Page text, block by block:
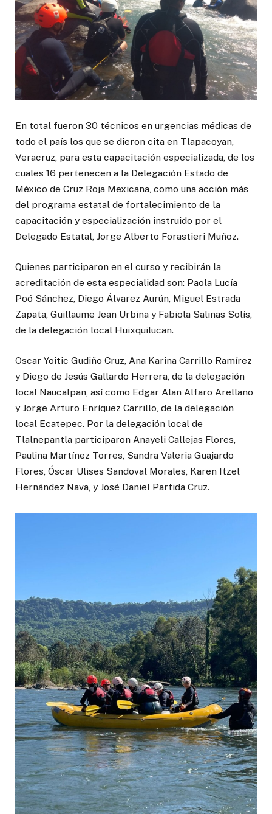
En total fueron 30 técnicos en urgencias médicas de
todo el país los que se dieron cita en Tlapacoyan,
Veracruz, para esta capacitación especializada, de los
cuales 16 pertenecen a la Delegación Estado de
México de Cruz Roja Mexicana, como una acción más
del programa estatal de fortalecimiento de la
capacitación y especialización instruido por el
Delegado Estatal, Jorge Alberto Forastieri Muñoz.
Quienes participaron en el curso y recibirán la
acreditación de esta especialidad son: Paola Lucía
Poó Sánchez, Diego Álvarez Aurún, Miguel Estrada
Zapata, Guillaume Jean Urbina y Fabiola Salinas Solís,
de la delegación local Huixquilucan.
Oscar Yoitic Gudiño Cruz, Ana Karina Carrillo Ramírez
y Diego de Jesús Gallardo Herrera, de la delegación
local Naucalpan, así como Edgar Alan Alfaro Arellano
y Jorge Arturo Enríquez Carrillo, de la delegación
local Ecatepec. Por la delegación local de
Tlalnepantla participaron Anayeli Callejas Flores,
Paulina Martínez Torres, Sandra Valeria Guajardo
Flores, Óscar Ulises Sandoval Morales, Karen Itzel
Hernández Nava, y José Daniel Partida Cruz.